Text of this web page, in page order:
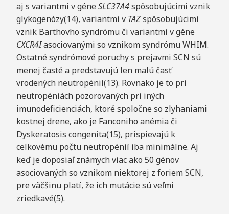
aj s variantmi v géneSLC37A4spôsobujúcimi vznik
glykogenózy(14), variantmi v TAZspôsobujúcimi
vznik Barthovho syndrómu či variantmi v géne
CXCR4Iasociovanými so vznikom syndrómu WHIM.
Ostatné syndrómové poruchy s prejavmi SCN sú
menej časté a predstavujú len malú časť
vrodených neutropénií(13). Rovnako je to pri
neutropéniách pozorovaných pri iných
imunodeficienciách, ktoré spoločne so zlyhaniami
kostnej drene, ako je Fanconiho anémia či
Dyskeratosis congenita(15), prispievajú k
celkovému počtu neutropénií iba minimálne. Aj
keď je doposiaľ známych viac ako 50 génov
asociovaných so vznikom niektorej z foriem SCN,
pre väčšinu platí, že ich mutácie sú veľmi
zriedkavé(5).